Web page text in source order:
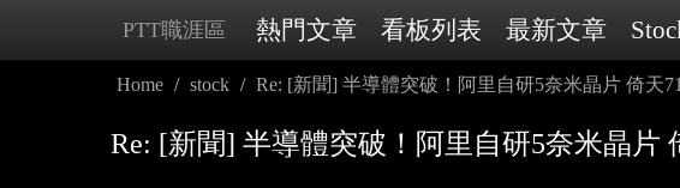
PTT職涯區 熱門文章 看板列表 最新文章
Home stock Re: [新聞] 半導體突破！阿里自研5奈米晶片 倚天
Re: [新聞] 半導體突破！阿里自研5奈米晶片